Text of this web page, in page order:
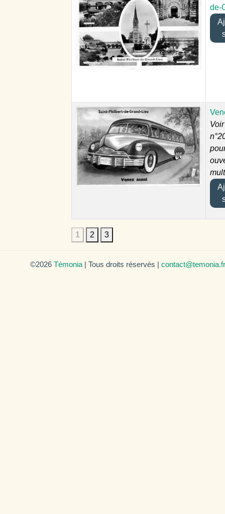
de-
1 2 3
©2026 Témonia | Tous droits réservés | contact@temonia.fr